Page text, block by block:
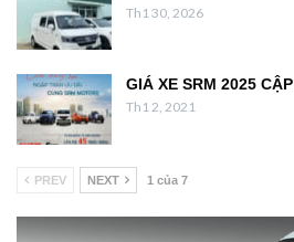
Th1 30, 2026
GIÁ XE SRM 2025
Th1 2, 2021
PREV NEXT 1 của 7